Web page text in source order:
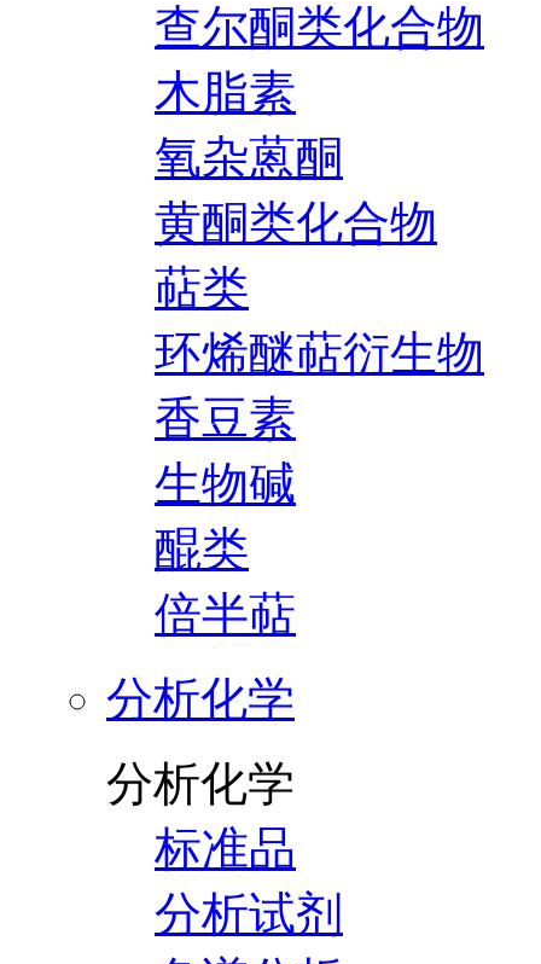
查尔酮类化合物
木脂素
氧杂蒽酮
黄酮类化合物
萜类
环烯醚萜衍生物
香豆素
生物碱
醌类
倍半萜
分析化学
分析化学
标准品
分析试剂